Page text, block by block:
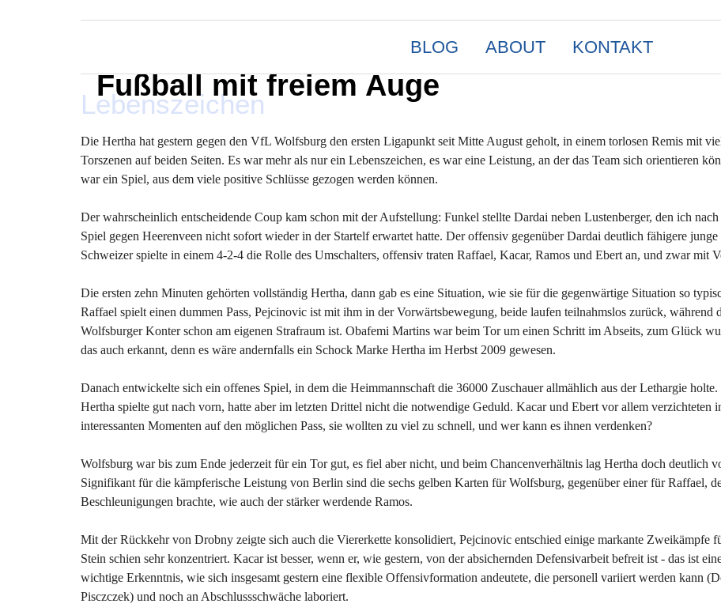
Fußball mit freiem Auge
BLOG ABOUT KONTAKT
Lebenszeichen
Die Hertha hat gestern gegen den VfL Wolfsburg den ersten Ligapunkt seit Mitte August geholt, in einem torlosen Remis mit
Torszenen auf beiden Seiten. Es war mehr als nur ein Lebenszeichen, es war eine Leistung, an der das Team sich orientieren
war ein Spiel, aus dem viele positive Schlüsse gezogen werden können.
Der wahrscheinlich entscheidende Coup kam schon mit der Aufstellung: Funkel stellte Dardai neben Lustenberger, den ich nach
Spiel gegen Heerenveen nicht sofort wieder in der Startelf erwartet hatte. Der offensiv gegenüber Dardai deutlich fähigere junge
Schweizer spielte in einem 4-2-4 die Rolle des Umschalters, offensiv traten Raffael, Kacar, Ramos und Ebert an, und zwar mit
Die ersten zehn Minuten gehörten vollständig Hertha, dann gab es eine Situation, wie sie für die gegenwärtige Situation so
Raffael spielt einen dummen Pass, Pejcinovic ist mit ihm in der Vorwärtsbewegung, beide laufen teilnahmslos zurück, während
Wolfsburger Konter schon am eigenen Strafraum ist. Obafemi Martins war beim Tor um einen Schritt im Abseits, zum Glück
das auch erkannt, denn es wäre andernfalls ein Schock Marke Hertha im Herbst 2009 gewesen.
Danach entwickelte sich ein offenes Spiel, in dem die Heimmannschaft die 36000 Zuschauer allmählich aus der Lethargie holte.
Hertha spielte gut nach vorn, hatte aber im letzten Drittel nicht die notwendige Geduld. Kacar und Ebert vor allem verzichteten
interessanten Momenten auf den möglichen Pass, sie wollten zu viel zu schnell, und wer kann es ihnen verdenken?
Wolfsburg war bis zum Ende jederzeit für ein Tor gut, es fiel aber nicht, und beim Chancenverhältnis lag Hertha doch deutlich
Signifikant für die kämpferische Leistung von Berlin sind die sechs gelben Karten für Wolfsburg, gegenüber einer für Raffael,
Beschleunigungen brachte, wie auch der stärker werdende Ramos.
Mit der Rückkehr von Drobny zeigte sich auch die Viererkette konsolidiert, Pejcinovic entschied einige markante Zweikämpfe
Stein schien sehr konzentriert. Kacar ist besser, wenn er, wie gestern, von der absichernden Defensivarbeit befreit ist - das ist
wichtige Erkenntnis, wie sich insgesamt gestern eine flexible Offensivformation andeutete, die personell variiert werden kann
Pisczczek) und noch an Abschlussschwäche laboriert.